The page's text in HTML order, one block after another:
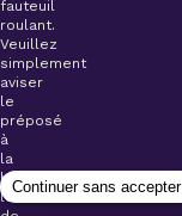
fauteuil
roulant.
Veuillez
simplement
aviser
le
préposé
à
la
billetterie
lors